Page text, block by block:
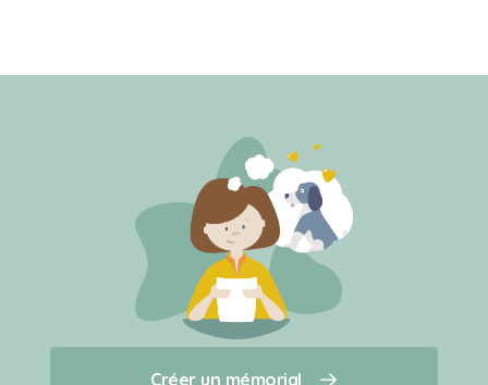
Créer un mémorial
Créer un mémorial